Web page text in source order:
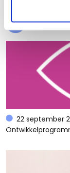
22 september